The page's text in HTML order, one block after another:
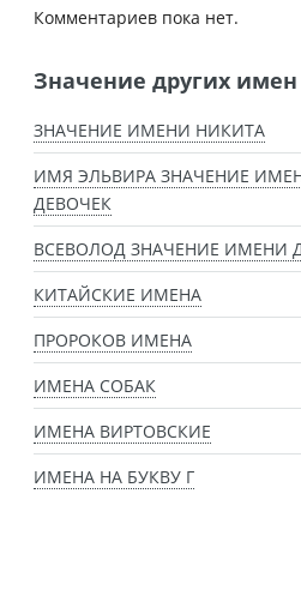
Комментариев пока нет.
Значение других имен
ЗНАЧЕНИЕ ИМЕНИ НИКИТА
ИМЯ ЭЛЬВИРА ЗНАЧЕНИЕ
ДЕВОЧЕК
ВСЕВОЛОД ЗНАЧЕНИЕ ИМЕНИ
КИТАЙСКИЕ ИМЕНА
ПРОРОКОВ ИМЕНА
ИМЕНА СОБАК
ИМЕНА ВИРТОВСКИЕ
ИМЕНА НА БУКВУ Г